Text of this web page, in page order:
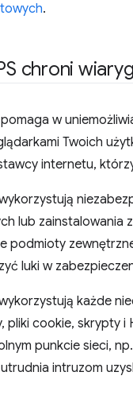
.
chroni
pomaga w
Twoich
internetu,
lub zainstalowania
podmioty
luki w
każde
pliki cookie, skrypty i
punkcie sieci,
utrudnia intruzom